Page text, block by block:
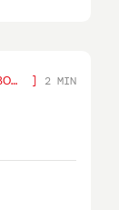
НОВОСТИ 2 MIN